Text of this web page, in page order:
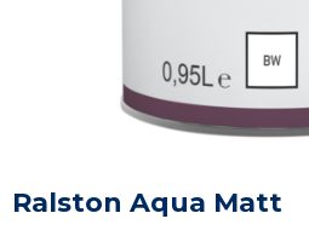
Ralston Aqua Matt